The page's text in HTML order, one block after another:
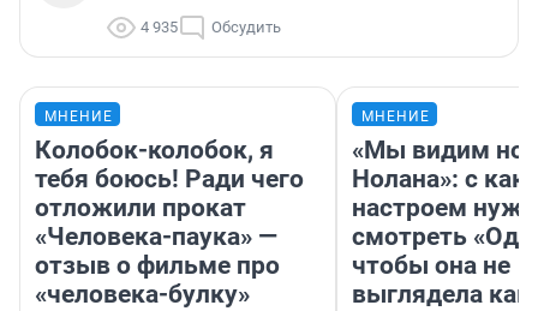
4 935 Обсудить
МНЕНИЕ
Колобок-колобок, я
тебя боюсь! Ради чего
отложили прокат
«Человека-паука» —
отзыв о фильме про
«человека-булку»
МНЕНИЕ
«Мы видим
Нолана»: с
настроем
смотреть
чтобы она не
выглядела как